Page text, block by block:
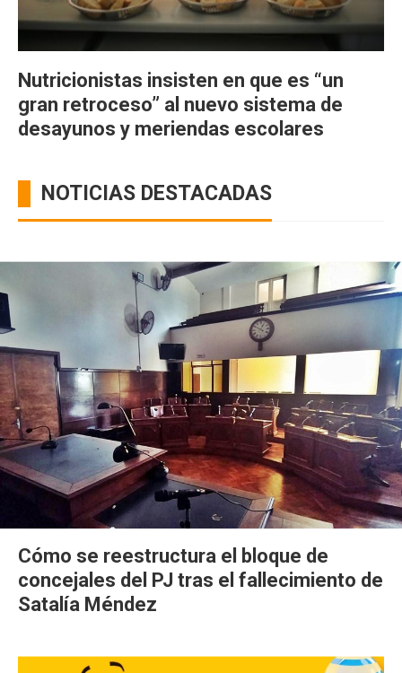
Nutricionistas insisten en que es “un
gran retroceso” al nuevo sistema de
desayunos y meriendas escolares
NOTICIAS DESTACADAS
Cómo se reestructura el bloque de
concejales del PJ tras el fallecimiento de
Satalía Méndez